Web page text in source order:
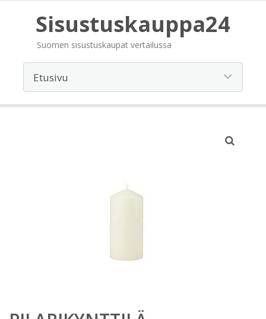
Sisustuskauppa24
Suomen sisustuskaupat vertailussa